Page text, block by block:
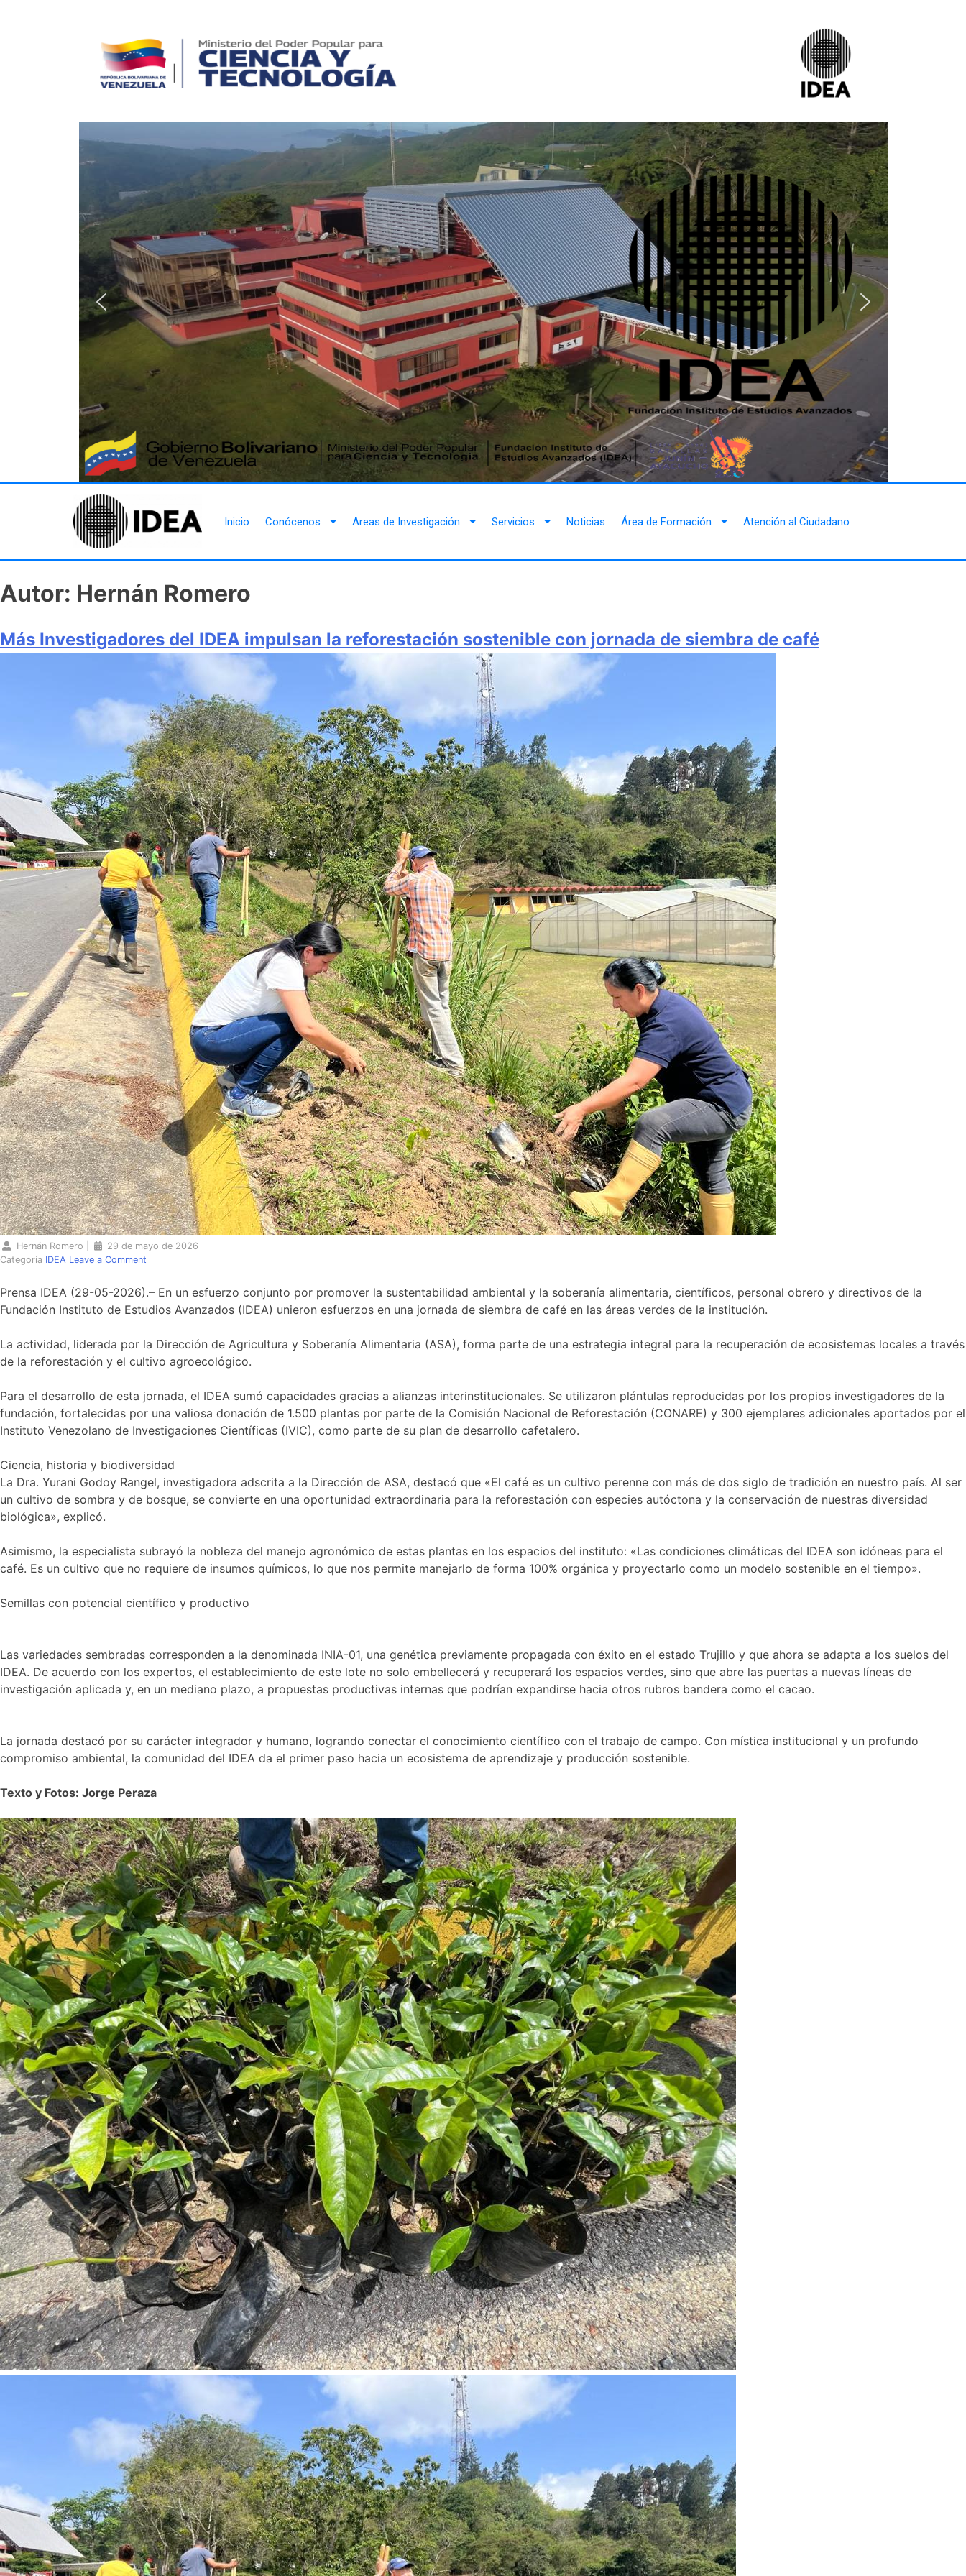
Inicio Conócenos Areas de Investigación Servicios Noticias Área de Formación Atención al Ciudadano
Autor: Hernán Romero
Más Investigadores del IDEA impulsan la reforestación sostenible con jornada de siembra de café
Hernán Romero
29 de mayo de 2026
Categoría IDEA Leave a Comment
Prensa IDEA (29-05-2026).– En un esfuerzo conjunto por promover la sustentabilidad ambiental y la soberanía alimentaria, científicos, personal obrero y directivos de la
Fundación Instituto de Estudios Avanzados (IDEA) unieron esfuerzos en una jornada de siembra de café en las áreas verdes de la institución.
La actividad, liderada por la Dirección de Agricultura y Soberanía Alimentaria (ASA), forma parte de una estrategia integral para la recuperación de ecosistemas locales a través
de la reforestación y el cultivo agroecológico.
Para el desarrollo de esta jornada, el IDEA sumó capacidades gracias a alianzas interinstitucionales. Se utilizaron plántulas reproducidas por los propios investigadores de la
fundación, fortalecidas por una valiosa donación de 1.500 plantas por parte de la Comisión Nacional de Reforestación (CONARE) y 300 ejemplares adicionales aportados por el
Instituto Venezolano de Investigaciones Científicas (IVIC), como parte de su plan de desarrollo cafetalero.
Ciencia, historia y biodiversidad
La Dra. Yurani Godoy Rangel, investigadora adscrita a la Dirección de ASA, destacó que «El café es un cultivo perenne con más de dos siglo de tradición en nuestro país. Al ser
un cultivo de sombra y de bosque, se convierte en una oportunidad extraordinaria para la reforestación con especies autóctona y la conservación de nuestras diversidad
biológica», explicó.
Asimismo, la especialista subrayó la nobleza del manejo agronómico de estas plantas en los espacios del instituto: «Las condiciones climáticas del IDEA son idóneas para el
café. Es un cultivo que no requiere de insumos químicos, lo que nos permite manejarlo de forma 100% orgánica y proyectarlo como un modelo sostenible en el tiempo».
Semillas con potencial científico y productivo
Las variedades sembradas corresponden a la denominada INIA-01, una genética previamente propagada con éxito en el estado Trujillo y que ahora se adapta a los suelos del
IDEA. De acuerdo con los expertos, el establecimiento de este lote no solo embellecerá y recuperará los espacios verdes, sino que abre las puertas a nuevas líneas de
investigación aplicada y, en un mediano plazo, a propuestas productivas internas que podrían expandirse hacia otros rubros bandera como el cacao.
La jornada destacó por su carácter integrador y humano, logrando conectar el conocimiento científico con el trabajo de campo. Con mística institucional y un profundo
compromiso ambiental, la comunidad del IDEA da el primer paso hacia un ecosistema de aprendizaje y producción sostenible.
Texto y Fotos: Jorge Peraza